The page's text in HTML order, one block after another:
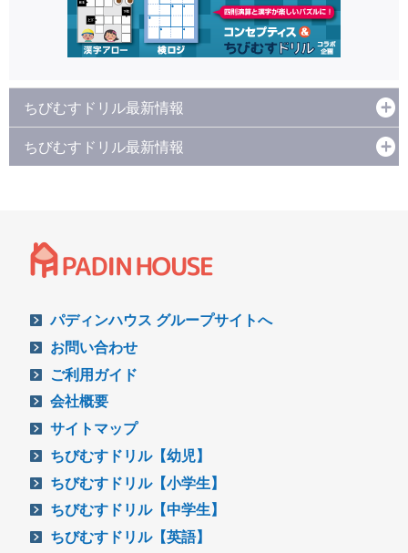
ちびむすドリル最新情報
ちびむすドリル最新情報
パディンハウス グループサイトへ
お問い合わせ
ご利用ガイド
会社概要
サイトマップ
ちびむすドリル【幼児】
ちびむすドリル【小学生】
ちびむすドリル【中学生】
ちびむすドリル【英語】